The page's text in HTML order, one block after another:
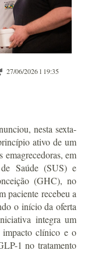
27/06/2026 l 19:35
nesta sexta-
ativo de um
emagrecedoras, em
Saúde (SUS) e
(GHC), no
paciente recebeu a
o início da oferta
integra um
impacto clínico e o
1 no tratamento